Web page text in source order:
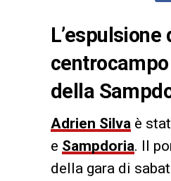
della
Adrien Silva è
e Sampdoria. Il
della gara di